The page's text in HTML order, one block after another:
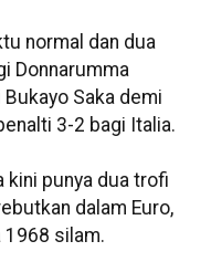
normal dan dua
Donnarumma
Saka demi
3-2 bagi Italia.
kini punya dua trofi
dalam Euro,
1968 silam.